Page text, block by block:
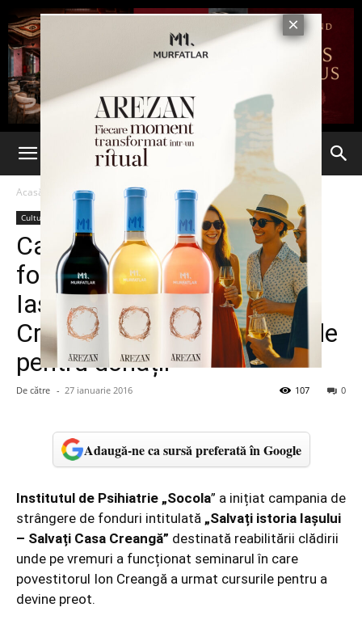
Acasă Cultură & Opinii
Cultură & Opinii
Campania de strângere de
fonduri: „Salvați istoria
Iașului -Salvați Casa
Creangă”. Conturile deschide
pentru donații
De către - 27 ianuarie 2016 0
107
Adaugă-ne ca sursă preferată în Google
Institutul de Psihiatrie „Socola” a inițiat campania de
strângere de fonduri intitulată „Salvați istoria Iașului
– Salvați Casa Creangă” destinată reabilitării clădirii
unde pe vremuri a funcționat seminarul în care
povestitorul Ion Creangă a urmat cursurile pentru a
devine preot.